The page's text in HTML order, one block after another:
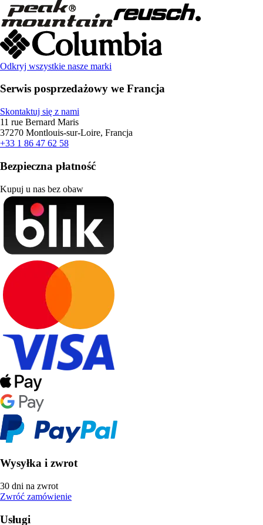
Odkryj wszystkie nasze marki
Serwis posprzedażowy we Francja
Skontaktuj się z nami
11 rue Bernard Maris
37270 Montlouis-sur-Loire, Francja
+33 1 86 47 62 58
Bezpieczna płatność
Kupuj u nas bez obaw
Wysyłka i zwrot
30 dni na zwrot
Zwróć zamówienie
Usługi